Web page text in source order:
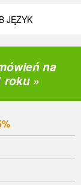
JĘZYK
na
roku »